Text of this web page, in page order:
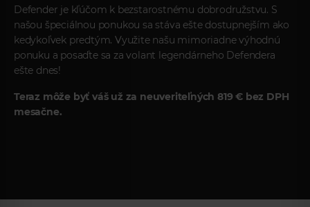
Defender je kľúčom k bezstarostnému dobrodružstvu. S
našou špeciálnou ponukou sa stáva ešte dostupnejším ako
kedykoľvek predtým.Využite našu mimoriadne výhodnú
ponuku a posaďte sa za volant legendárneho Defendera
ešte dnes!
Teraz môže byť váš už za neuveriteľných 819 € bez DPH
mesačne.